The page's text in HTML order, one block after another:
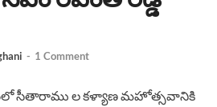
- 1 Comment
సీతారాము ల కళ్యాణ మహోత్సవానికి